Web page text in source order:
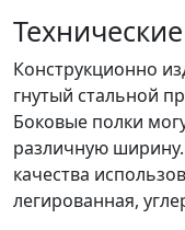
Конструкционно
гнутый стальной
Боковые полки
различную
качества
легированная,